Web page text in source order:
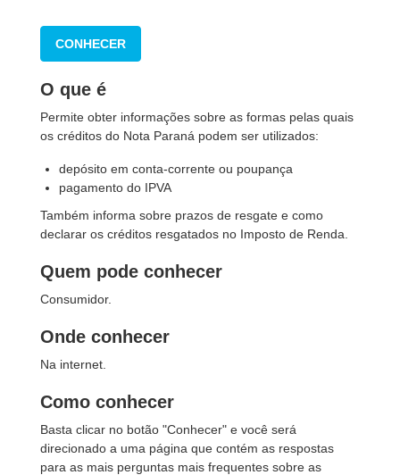
CONHECER
O que é
Permite obter informações sobre as formas pelas quais
os créditos do Nota Paraná podem ser utilizados:
depósito em conta-corrente ou poupança
pagamento do IPVA
Também informa sobre prazos de resgate e como
declarar os créditos resgatados no Imposto de Renda.
Quem pode conhecer
Consumidor.
Onde conhecer
Na internet.
Como conhecer
Basta clicar no botão "Conhecer" e você será
direcionado a uma página que contém as respostas
para as mais perguntas mais frequentes sobre as